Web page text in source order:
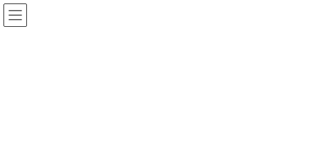
コ
ン
ナ
ビ